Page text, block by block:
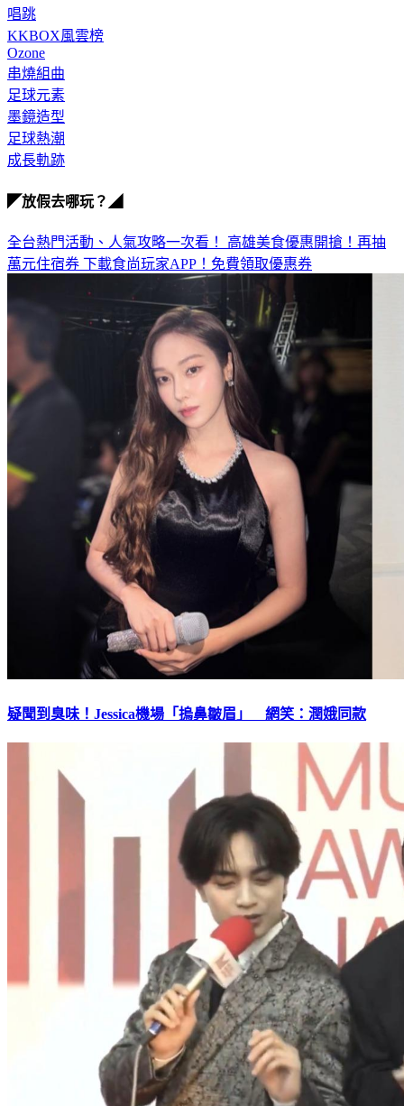
唱跳
KKBOX風雲榜
Ozone
串燒組曲
足球元素
墨鏡造型
足球熱潮
成長軌跡
◤放假去哪玩？◢
全台熱門活動、人氣攻略一次看！ 高雄美食優惠開搶！再抽
萬元住宿券 下載食尚玩家APP！免費領取優惠券
疑聞到臭味！Jessica機場「摀鼻皺眉」 網笑：潤娥同款